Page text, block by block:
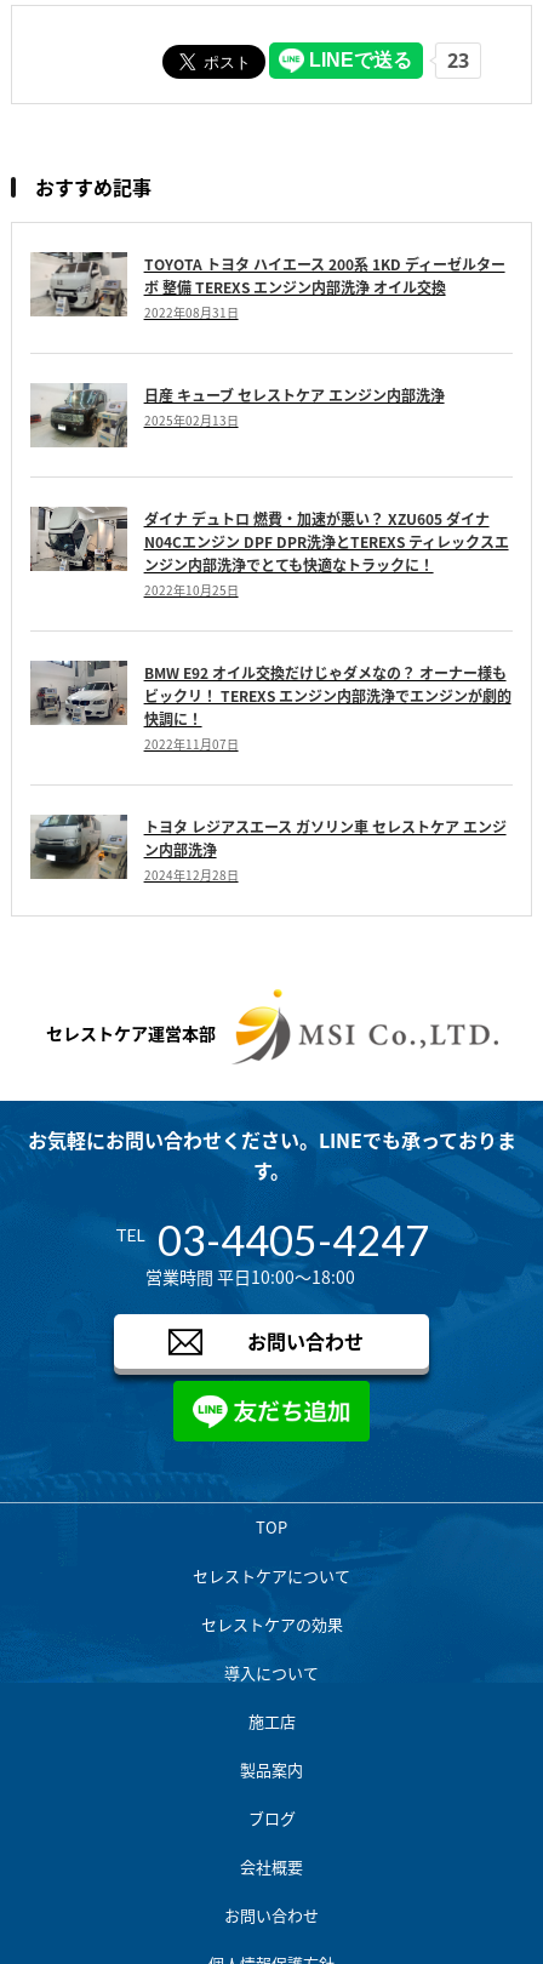
おすすめ記事
TOYOTA トヨタ ハイエース 200系 1KD ディーゼルター
ボ 整備 TEREXS エンジン内部洗浄 オイル交換
2022年08月31日
日産 キューブ セレストケア エンジン内部洗浄
2025年02月13日
ダイナ デュトロ 燃費・加速が悪い？ XZU605 ダイナ
N04Cエンジン DPF DPR洗浄とTEREXS ティレックスエ
ンジン内部洗浄でとても快適なトラックに！
2022年10月25日
BMW E92 オイル交換だけじゃダメなの？ オーナー様も
ビックリ！ TEREXS エンジン内部洗浄でエンジンが劇的
快調に！
2022年11月07日
トヨタ レジアスエース ガソリン車 セレストケア エンジ
ン内部洗浄
2024年12月28日
セレストケア運営本部
お気軽にお問い合わせください。LINEでも承っておりま
す。
TEL 03-4405-4247
営業時間 平日10:00～18:00
お問い合わせ
TOP
セレストケアについて
セレストケアの効果
導入について
施工店
製品案内
ブログ
会社概要
お問い合わせ